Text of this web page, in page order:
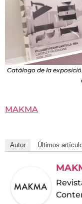
Catálogo de la
MAKMA
Autor Últimos